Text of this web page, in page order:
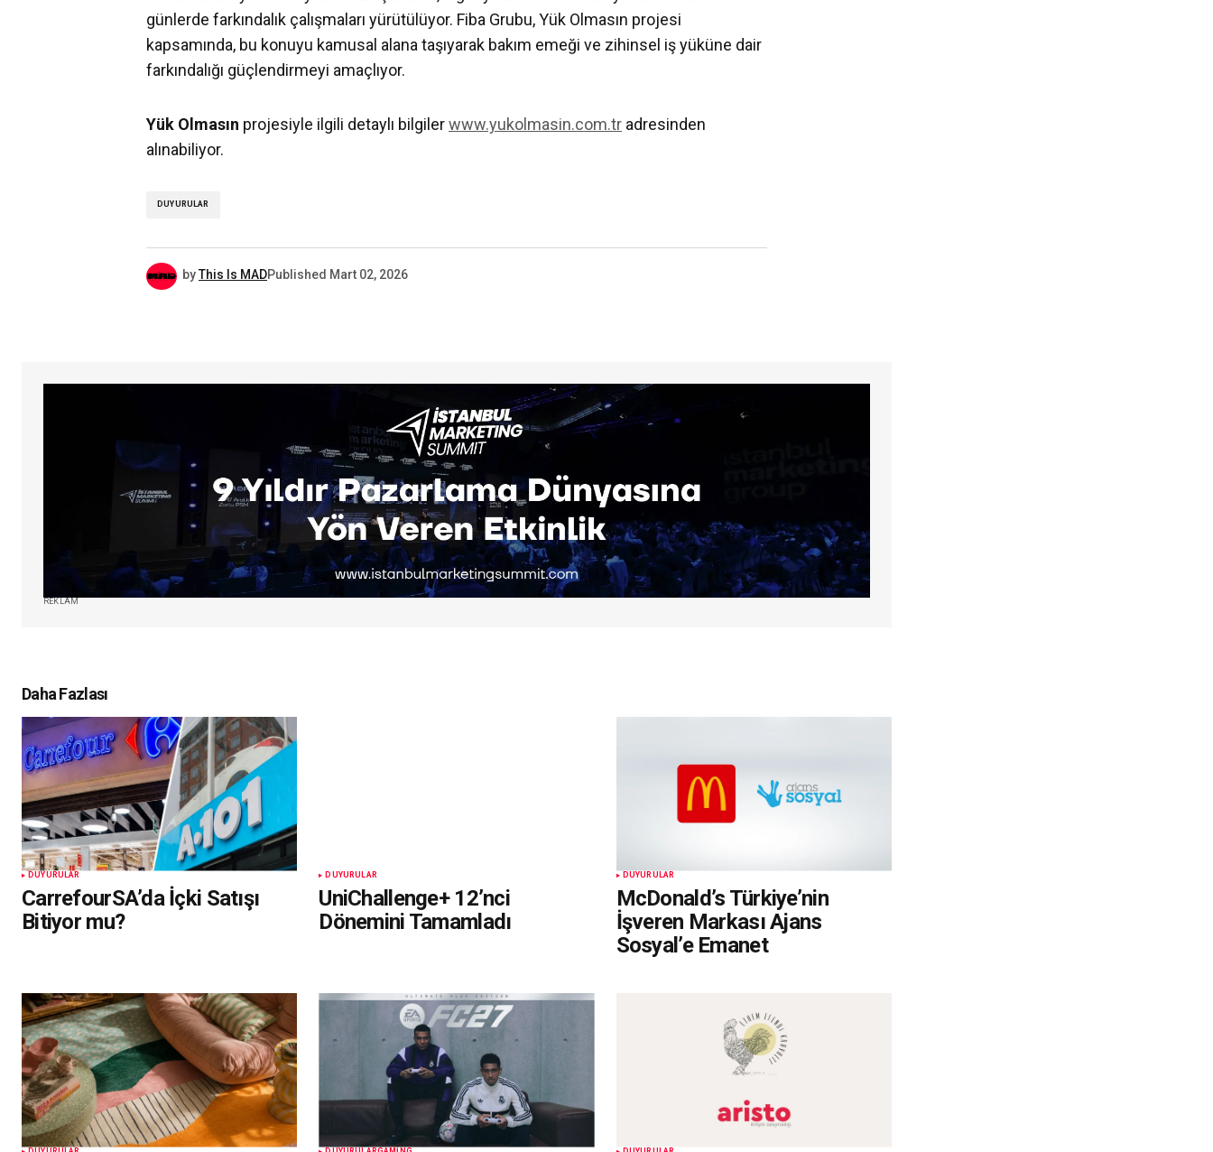
günlerde farkındalık çalışmaları yürütülüyor. Fiba Grubu, Yük Olmasın projesi
kapsamında, bu konuyu kamusal alana taşıyarak bakım emeği ve zihinsel iş yüküne dair
farkındalığı güçlendirmeyi amaçlıyor.
Yük Olmasın projesiyle ilgili detaylı bilgilerwww.yukolmasin.com.tr adresinden
alınabiliyor.
DUYURULAR
byThis Is MADPublished Mart 02, 2026
REKLAM
Daha Fazlası
DUYURULAR
CarrefourSA’da İçki Satışı
Bitiyor mu?
DUYURULAR
UniChallenge+ 12’nci
Dönemini Tamamladı
DUYURULAR
McDonald’s Türkiye’nin
İşveren Markası Ajans
Sosyal’e Emanet